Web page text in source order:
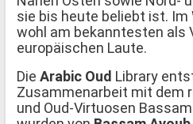
sie bis heute beliebt ist. Im
wohl am bekanntesten als
europäischen Laute.
Die Arabic Oud Library
Zusammenarbeit mit dem
und Oud-Virtuosen